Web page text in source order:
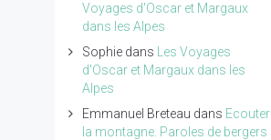
Voyages d'Oscar et Margaux
dans les Alpes
Sophiedans
Les Voyages
d'Oscar et Margaux dans les
Alpes
Emmanuel Breteau dans Ecouter
la montagne. Paroles de bergers